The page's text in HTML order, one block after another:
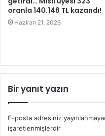
oranla 140.148 TL kazandı!
Haziran 21, 2026
Bir yanıt yazın
E-posta adresiniz
işaretlenmişlerdir